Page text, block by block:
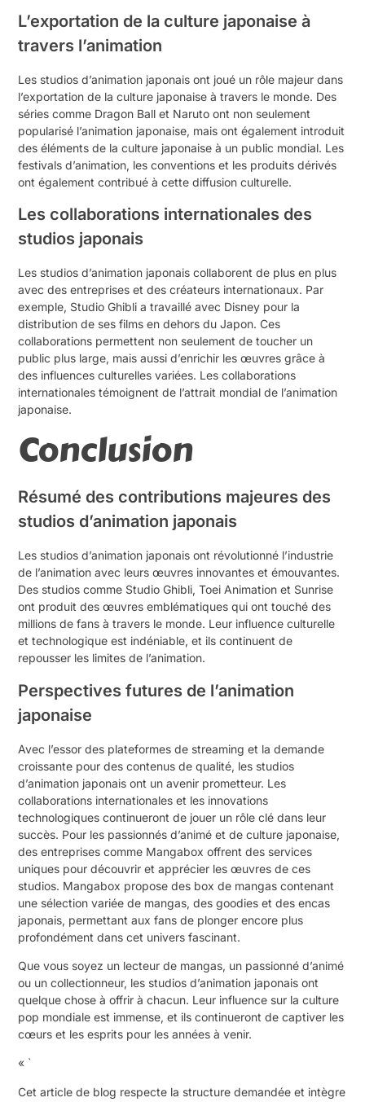
L’exportation de la culture japonaise à
travers l’animation
Les studios d’animation japonais ont joué un rôle majeur dans
l’exportation de la culture japonaise à travers le monde. Des
séries comme Dragon Ball et Naruto ont non seulement
popularisé l’animation japonaise, mais ont également introduit
des éléments de la culture japonaise à un public mondial. Les
festivals d’animation, les conventions et les produits dérivés
ont également contribué à cette diffusion culturelle.
Les collaborations internationales des
studios japonais
Les studios d’animation japonais collaborent de plus en plus
avec des entreprises et des créateurs internationaux. Par
exemple, Studio Ghibli a travaillé avec Disney pour la
distribution de ses films en dehors du Japon. Ces
collaborations permettent non seulement de toucher un
public plus large, mais aussi d’enrichir les œuvres grâce à
des influences culturelles variées. Les collaborations
internationales témoignent de l’attrait mondial de l’animation
japonaise.
Conclusion
Résumé des contributions majeures des
studios d’animation japonais
Les studios d’animation japonais ont révolutionné l’industrie
de l’animation avec leurs œuvres innovantes et émouvantes.
Des studios comme Studio Ghibli, Toei Animation et Sunrise
ont produit des œuvres emblématiques qui ont touché des
millions de fans à travers le monde. Leur influence culturelle
et technologique est indéniable, et ils continuent de
repousser les limites de l’animation.
Perspectives futures de l’animation
japonaise
Avec l’essor des plateformes de streaming et la demande
croissante pour des contenus de qualité, les studios
d’animation japonais ont un avenir prometteur. Les
collaborations internationales et les innovations
technologiques continueront de jouer un rôle clé dans leur
succès. Pour les passionnés d’animé et de culture japonaise,
des entreprises comme Mangabox offrent des services
uniques pour découvrir et apprécier les œuvres de ces
studios. Mangabox propose des box de mangas contenant
une sélection variée de mangas, des goodies et des encas
japonais, permettant aux fans de plonger encore plus
profondément dans cet univers fascinant.
Que vous soyez un lecteur de mangas, un passionné d’animé
ou un collectionneur, les studios d’animation japonais ont
quelque chose à offrir à chacun. Leur influence sur la culture
pop mondiale est immense, et ils continueront de captiver les
cœurs et les esprits pour les années à venir.
« `
Cet article de blog respecte la structure demandée et intègre